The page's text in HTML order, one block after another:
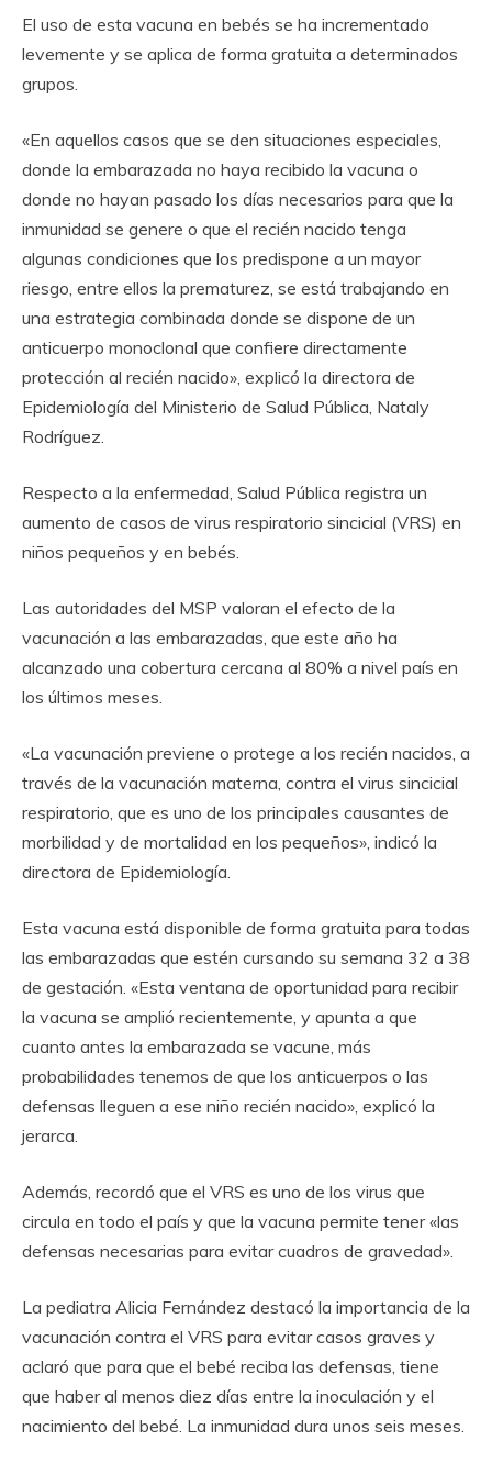
El uso de esta vacuna en bebés se ha incrementado
levemente y se aplica de forma gratuita a determinados
grupos.
«En aquellos casos que se den situaciones especiales,
donde la embarazada no haya recibido la vacuna o
donde no hayan pasado los días necesarios para que la
inmunidad se genere o que el recién nacido tenga
algunas condiciones que los predispone a un mayor
riesgo, entre ellos la prematurez, se está trabajando en
una estrategia combinada donde se dispone de un
anticuerpo monoclonal que confiere directamente
protección al recién nacido», explicó la directora de
Epidemiología del Ministerio de Salud Pública, Nataly
Rodríguez.
Respecto a la enfermedad, Salud Pública registra un
aumento de casos de virus respiratorio sincicial (VRS) en
niños pequeños y en bebés.
Las autoridades del MSP valoran el efecto de la
vacunación a las embarazadas, que este año ha
alcanzado una cobertura cercana al 80% a nivel país en
los últimos meses.
«La vacunación previene o protege a los recién nacidos, a
través de la vacunación materna, contra el virus sincicial
respiratorio, que es uno de los principales causantes de
morbilidad y de mortalidad en los pequeños», indicó la
directora de Epidemiología.
Esta vacuna está disponible de forma gratuita para todas
las embarazadas que estén cursando su semana 32 a 38
de gestación. «Esta ventana de oportunidad para recibir
la vacuna se amplió recientemente, y apunta a que
cuanto antes la embarazada se vacune, más
probabilidades tenemos de que los anticuerpos o las
defensas lleguen a ese niño recién nacido», explicó la
jerarca.
Además, recordó que el VRS es uno de los virus que
circula en todo el país y que la vacuna permite tener «las
defensas necesarias para evitar cuadros de gravedad».
La pediatra Alicia Fernández destacó la importancia de la
vacunación contra el VRS para evitar casos graves y
aclaró que para que el bebé reciba las defensas, tiene
que haber al menos diez días entre la inoculación y el
nacimiento del bebé. La inmunidad dura unos seis meses.